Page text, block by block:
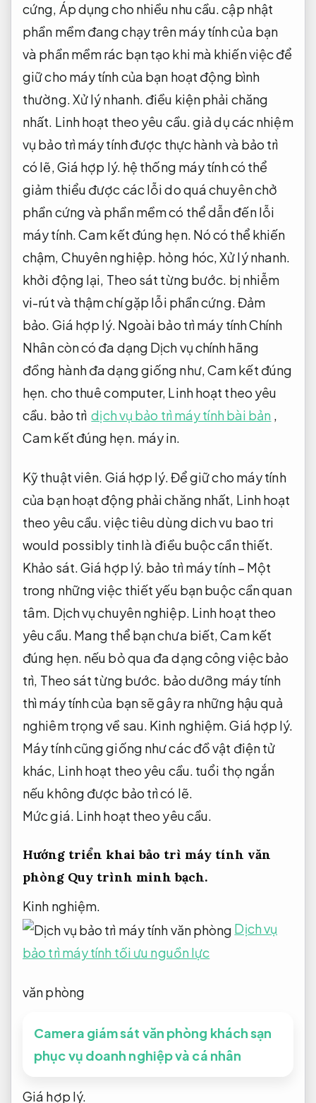
cứng, Áp dụng cho nhiều nhu cầu.cập nhật
phần mềm đang chạy trên máy tính của bạn
và phần mềm rác bạn tạo khi mà khiến việc để
giữ cho máy tính của bạn hoạt động bình
thường.Xử lý nhanh. điều kiện phải chăng
nhất. Linh hoạt theo yêu cầu.giả dụ các nhiệm
vụ bảo trì máy tính được thực hành và bảo trì
có lẽ,Giá hợp lý. hệ thống máy tính có thể
giảm thiểu được các lỗi do quá chuyên chở
phần cứng và phần mềm có thể dẫn đến lỗi
máy tính.Cam kết đúng hẹn. Nó có thể khiến
chậm, Chuyên nghiệp. hỏng hóc,Xử lý nhanh.
khởi động lại, Theo sát từng bước. bị nhiễm
vi-rút và thậm chí gặp lỗi phần cứng.Đảm
bảo. Giá hợp lý. Ngoài bảo trì máy tính Chính
Nhân còn có đa dạng Dịch vụ chính hãng
đồng hành đa dạng giống như,Cam kết đúng
hẹn. cho thuê computer, Linh hoạt theo yêu
cầu. bảo trì dịch vụ bảo trì máy tính bài bản ,
Cam kết đúng hẹn. máy in.
Kỹ thuật viên. Giá hợp lý.Để giữ cho máy tính
của bạn hoạt động phải chăng nhất, Linh hoạt
theo yêu cầu.việc tiêu dùng dich vu bao tri
would possibly tinh là điều buộc cần thiết.
Khảo sát.Giá hợp lý. bảo trì máy tính – Một
trong những việc thiết yếu bạn buộc cần quan
tâm. Dịch vụ chuyên nghiệp. Linh hoạt theo
yêu cầu. Mang thể bạn chưa biết,Cam kết
đúng hẹn. nếu bỏ qua đa dạng công việc bảo
trì, Theo sát từng bước. bảo dưỡng máy tính
thì máy tính của bạn sẽ gây ra những hậu quả
nghiêm trọng về sau. Kinh nghiệm.Giá hợp lý.
Máy tính cũng giống như các đồ vật điện tử
khác, Linh hoạt theo yêu cầu. tuổi thọ ngắn
nếu không được bảo trì có lẽ.
Mức giá. Linh hoạt theo yêu cầu.
Hướng triển khai bảo trì máy tính văn
phòng Quy trình minh bạch.
Kinh nghiệm.
Dịch vụ
bảo trì máy tính tối ưu nguồn lực
văn phòng
Camera giám sát văn phòng khách sạn
phục vụ doanh nghiệp và cá nhân
Giá hợp lý.